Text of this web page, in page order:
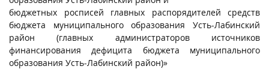
бюджетных росписей главных распорядителей средств
бюджета муниципального образования Усть-Лабинский
район (главных администраторов источников
финансирования дефицита бюджета муниципального
образования Усть-Лабинский район)»